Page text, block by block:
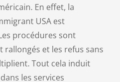
En effet, la
USA est
procédures sont
rallongés et les refus sans
Tout cela induit
les services